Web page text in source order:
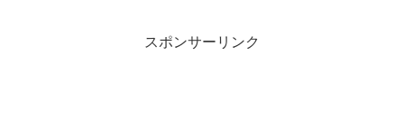
スポンサーリンク